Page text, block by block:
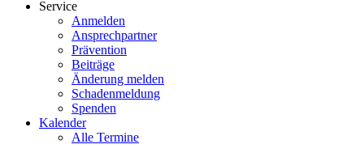
Service
Anmelden
Ansprechpartner
Prävention
Beiträge
Änderung melden
Schadenmeldung
Spenden
Kalender
Alle Termine